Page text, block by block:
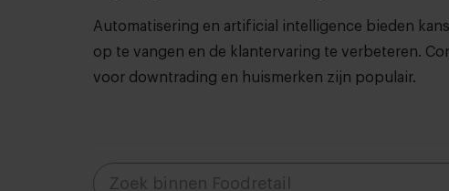
Automatisering en artificial intelligence bieden
op te vangen en de klantervaring te verbeteren.
voor downtrading en huismerken zijn populair.